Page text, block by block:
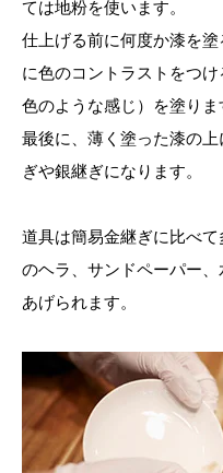
ては地粉を使います。
仕上げる前に何度か漆を
に色のコントラストをつ
色のような感じ）を塗りま
最後に、薄く塗った漆の
ぎや銀継ぎになります。
道具は簡易金継ぎに比べ
のヘラ、サンドペーパー
あげられます。